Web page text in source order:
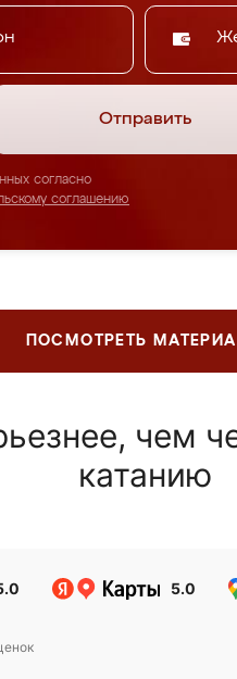
Отправить
согласно
соглашению
ПОСМОТРЕТЬ
чем
катанию
5.0